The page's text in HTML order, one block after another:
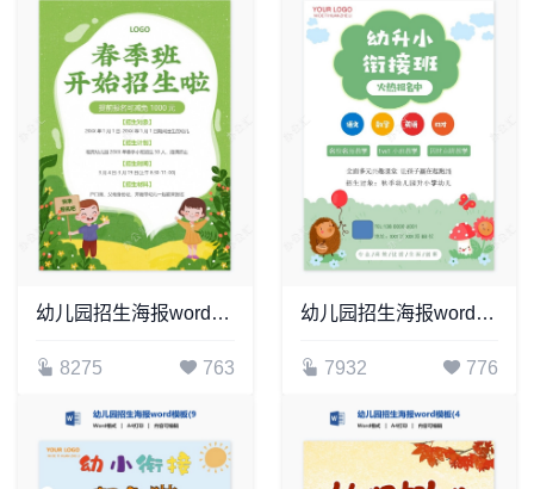
幼儿园招生海报word模板(34)
8275 763
幼儿园招生海报word模板(20)
7932 776